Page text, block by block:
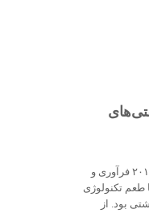
یکی از شگفتی های دلچسب سال ۲۰۱۵ فرآوری و
طعم تکنولوژی
بود. از